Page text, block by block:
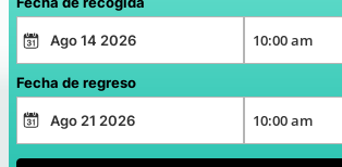
Fecha de regreso